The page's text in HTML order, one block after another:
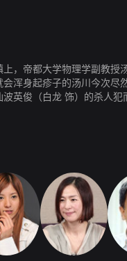
，帝都大学物理学副教
浑身起疹子的汤川今次
英俊（白龙 饰）的杀人